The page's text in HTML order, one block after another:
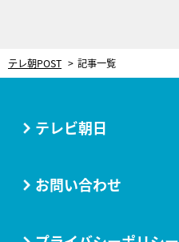
テレ朝POST 記事一覧
テレビ朝日
お問い合わせ